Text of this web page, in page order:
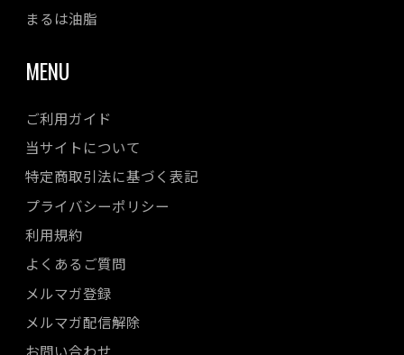
まるは油脂
MENU
ご利用ガイド
当サイトについて
特定商取引法に基づく表記
プライバシーポリシー
利用規約
よくあるご質問
メルマガ登録
メルマガ配信解除
お問い合わせ